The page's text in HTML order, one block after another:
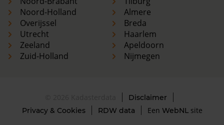
Noord-Holland
Overijssel
Utrecht
Zeeland
Zuid-Holland
Almere
Breda
Haarlem
Apeldoorn
Nijmegen
Disclaimer
Privacy & Cookies
RDW data Een WebNLsite